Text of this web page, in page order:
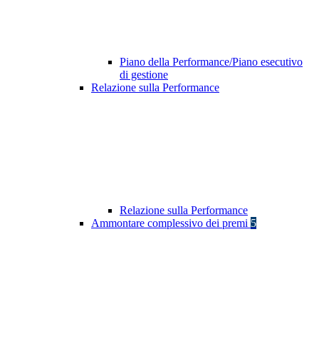
Piano della Performance/Piano esecutivo
di gestione
Relazione sulla Performance
Relazione sulla Performance
Ammontare complessivo dei premi 5